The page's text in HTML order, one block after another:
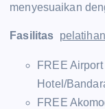
menyesuaikan
Fasilitas
FREE
Hotel/
FREE